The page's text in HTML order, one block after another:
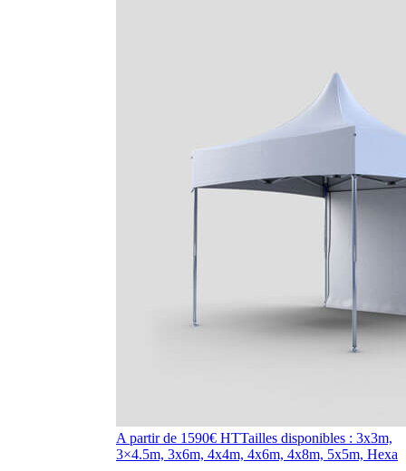
A partir de 1590€ HTTailles disponibles : 3x3m,
3×4.5m, 3x6m, 4x4m, 4x6m, 4x8m, 5x5m, Hexa